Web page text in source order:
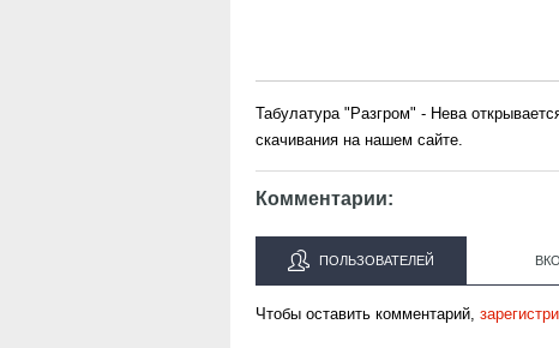
Табулатура "Разгром" - Нева
скачивания на нашем сайте.
Комментарии:
ПОЛЬЗОВАТЕЛЕЙ
Чтобы оставить комментарий,